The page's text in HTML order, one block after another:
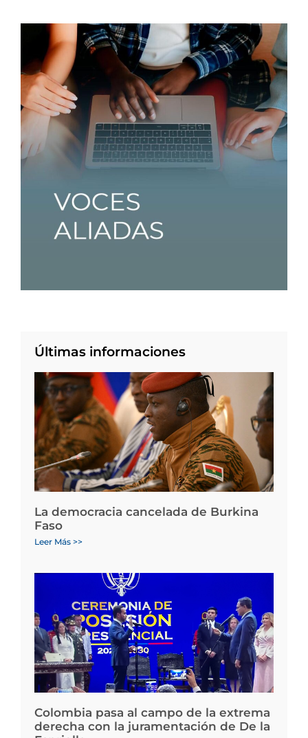
Últimas informaciones
La democracia cancelada de Burkina
Faso
Leer Más >>
Colombia pasa al campo de la extrema
derecha con la juramentación de De la